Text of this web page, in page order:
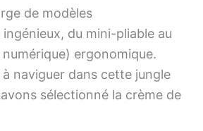
de modèles
du mini-pliable au
ergonomique.
naviguer dans cette jungle
sélectionné la crème de